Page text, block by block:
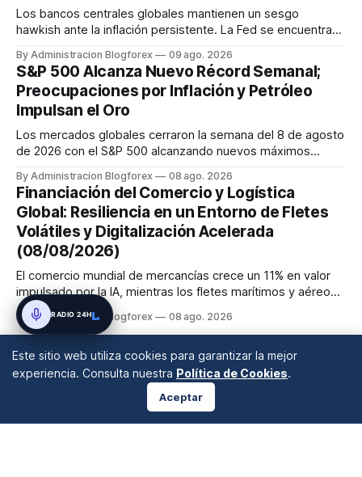
Los bancos centrales globales mantienen un sesgo
hawkish ante la inflación persistente. La Fed se encuentra
también se inclina hacia una subida de tasas en septiembre.
El Banco de Inglaterra mantiene su tasa, pero con un comité
dividido ...
By Administracion Blogforex 09 ago. 2026
S&P 500 Alcanza Nuevo Récord Semanal;
Preocupaciones por Inflación y Petróleo
Impulsan el Oro
Los mercados globales cerraron la semana del 8 de agosto
de 2026 con el S&P 500 alcanzando nuevos máximos
renta fija vio una caída en los rendimientos del Tesoro de
EE. UU. tras un informe de empleo más débil. El petróleo se
mantuvo al ...
By Administracion Blogforex 08 ago. 2026
Financiación del Comercio y Logística
Global: Resiliencia en un Entorno de Fletes
Volátiles y Digitalización Acelerada
(08/08/2026)
El comercio mundial de mercancías crece un 11% en valor
impulsado por la IA, mientras los fletes marítimos y aéreos
mantienen su volatilidad y precios elevados por
disrupciones geopolíticas y congestión. La financiación del
y el mercado...
By Administracion Blogforex 08 ago. 2026
Este sitio web utiliza cookies para garantizar la mejor
experiencia. Consulta nuestra Política de Cookies.
Aceptar
RADIO 24H